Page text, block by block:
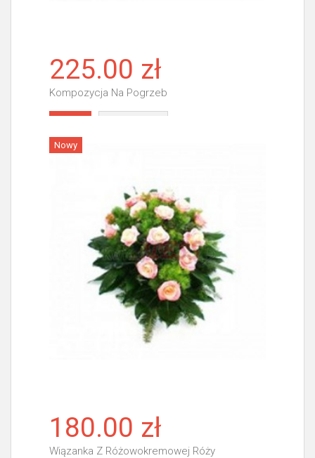
225.00 zł
Kompozycja Na Pogrzeb
Nowy
180.00 zł
Wiązanka Z Różowokremowej Róży